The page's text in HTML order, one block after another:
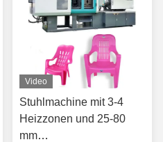
Video
Stuhlmachine mit 3-4
Heizzonen und 25-80
mm